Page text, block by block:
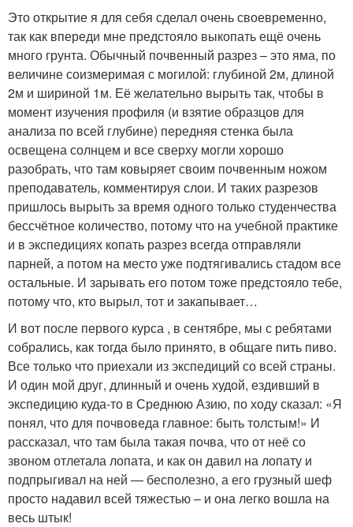
Это открытие я для себя сделал очень своевременно,
так как впереди мне предстояло выкопать ещё очень
много грунта. Обычный почвенный разрез – это яма, по
величине соизмеримая с могилой: глубиной 2м, длиной
2м и шириной 1м. Её желательно вырыть так, чтобы в
момент изучения профиля (и взятие образцов для
анализа по всей глубине) передняя стенка была
освещена солнцем и все сверху могли хорошо
разобрать, что там ковыряет своим почвенным ножом
преподаватель, комментируя слои. И таких разрезов
пришлось вырыть за время одного только студенчества
бессчётное количество, потому что на учебной практике
и в экспедициях копать разрез всегда отправляли
парней, а потом на место уже подтягивались стадом все
остальные. И зарывать его потом тоже предстояло тебе,
потому что, кто вырыл, тот и закапывает…
И вот после первого курса , в сентябре, мы с ребятами
собрались, как тогда было принято, в общаге пить пиво.
Все только что приехали из экспедиций со всей страны.
И один мой друг, длинный и очень худой, ездивший в
экспедицию куда-то в Среднюю Азию, по ходу сказал: «Я
понял, что для почвоведа главное: быть толстым!» И
рассказал, что там была такая почва, что от неё со
звоном отлетала лопата, и как он давил на лопату и
подпрыгивал на ней — бесполезно, а его грузный шеф
просто надавил всей тяжестью – и она легко вошла на
весь штык!